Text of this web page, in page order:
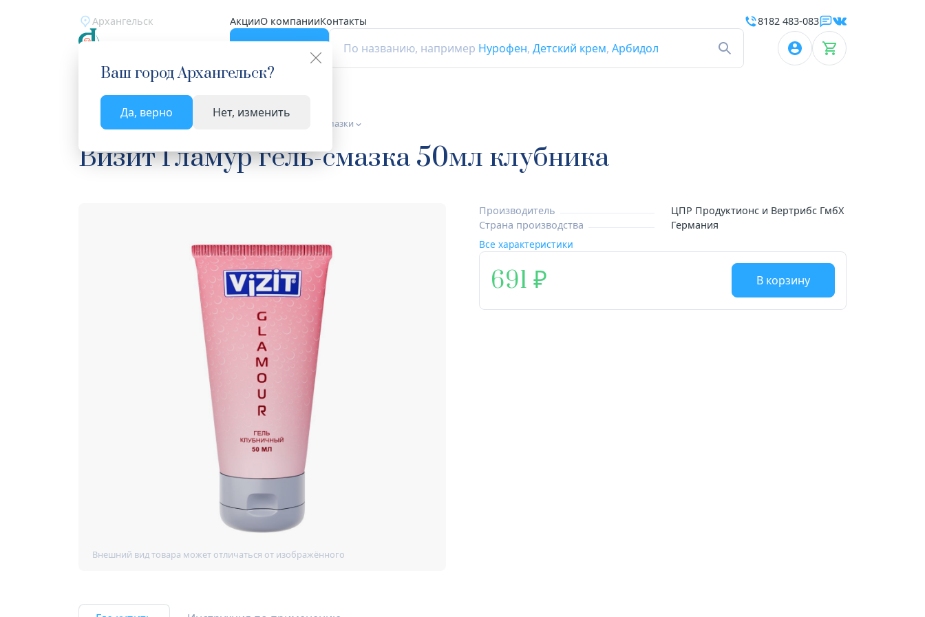
Архангельск АкцииО компанииКонтакты
По названию, например Нурофен, Детский крем, Арбидол
Ваш городАрхангельск?
Да, верно Нет, изменить
8182 483-083
Главная Каталог Медицинские изделия Гели и смазки
Визит Гламур гель-смазка 50мл клубника
Производитель
ЦПР Продуктионс и Вертрибс ГмбХ
Страна производства
Германия
Все характеристики
691 В корзину